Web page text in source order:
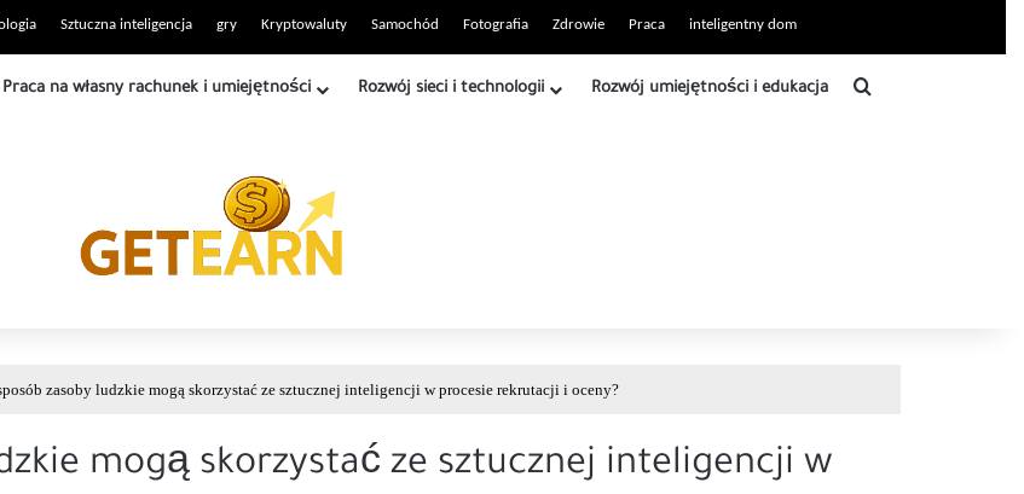
Sztuczna inteligencja gry Kryptowaluty Samochód Fotografia Zdrowie Praca inteligentny dom
Praca na własny rachunek i umiejętności Rozwój sieci i technologii Rozwój umiejętności i edukacja
zasoby ludzkie mogą skorzystać ze sztucznej inteligencji w procesie rekrutacji i oceny?
mogą skorzystać ze sztucznej inteligencji w